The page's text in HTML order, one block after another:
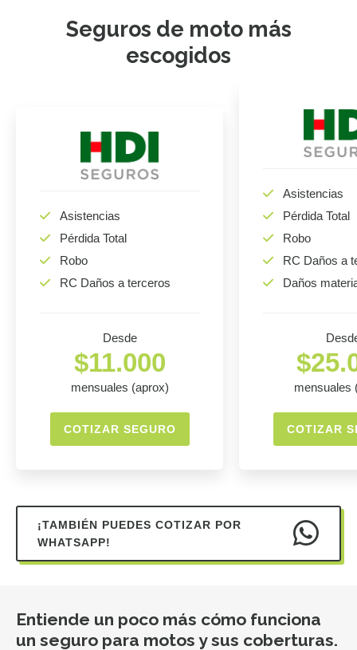
Seguros de moto más
escogidos
Asistencias
Pérdida Total
Robo
RC Daños a terceros
Desde
$11.000
mensuales (aprox)
COTIZAR SEGURO
Asistencias
Pérdida Total
Robo
RC Daños a
Daños
mensuales
COTIZAR
¡TAMBIÉN PUEDES COTIZAR POR
WHATSAPP!
Entiende un poco más cómo funciona
un seguro para motos y sus coberturas.